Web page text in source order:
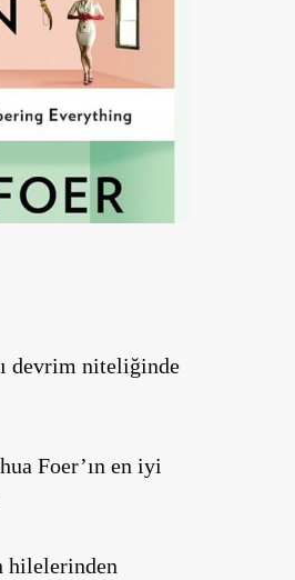
devrim niteliğinde
Foer’ın en iyi
hilelerinden